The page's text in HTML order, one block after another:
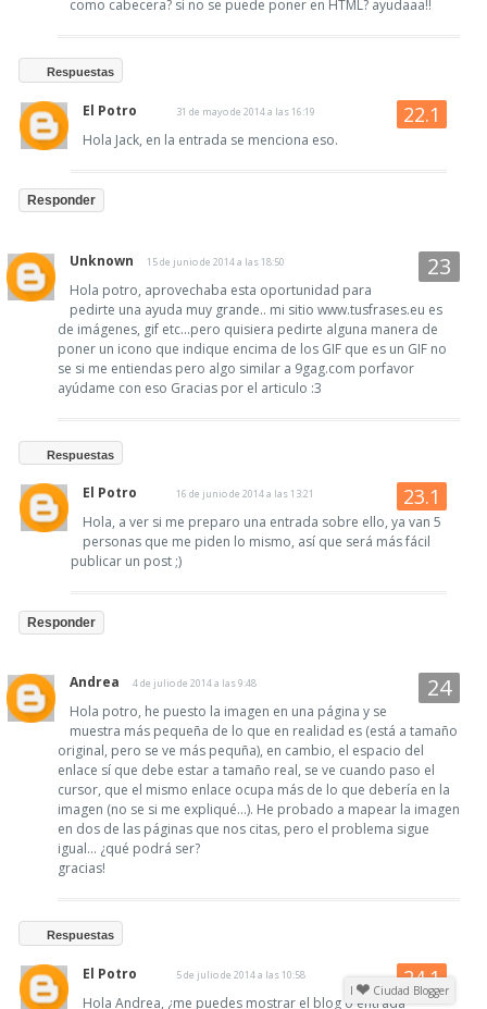
como cabecera? si no se puede poner en HTML? ayudaaa!!
Respuestas
El Potro 31 de mayo de 2014 a las 16:19
Hola Jack, en la entrada se menciona eso.
Responder
Unknown 15 de junio de 2014 a las 18:50
Hola potro, aprovechaba esta oportunidad para
pedirte una ayuda muy grande.. mi sitio www.tusfrases.eu es
de imágenes, gif etc...pero quisiera pedirte alguna manera de
poner un icono que indique encima de los GIF que es un GIF no
se si me entiendas pero algo similar a 9gag.com porfavor
ayúdame con eso Gracias por el articulo :3
Respuestas
El Potro 16 de junio de 2014 a las 13:21
Hola, a ver si me preparo una entrada sobre ello, ya van 5
personas que me piden lo mismo, así que será más fácil
publicar un post ;)
Responder
Andrea 4 de julio de 2014 a las 9:48
Hola potro, he puesto la imagen en una página y se
muestra más pequeña de lo que en realidad es (está a tamaño
original, pero se ve más pequña), en cambio, el espacio del
enlace sí que debe estar a tamaño real, se ve cuando paso el
cursor, que el mismo enlace ocupa más de lo que debería en la
imagen (no se si me expliqué...). He probado a mapear la imagen
en dos de las páginas que nos citas, pero el problema sigue
igual... ¿qué podrá ser?
gracias!
Respuestas
El Potro 5 de julio de 2014 a las 10:58
Hola Andrea, ¿me puedes mostrar el blog o entrada
I Ciudad Blogger